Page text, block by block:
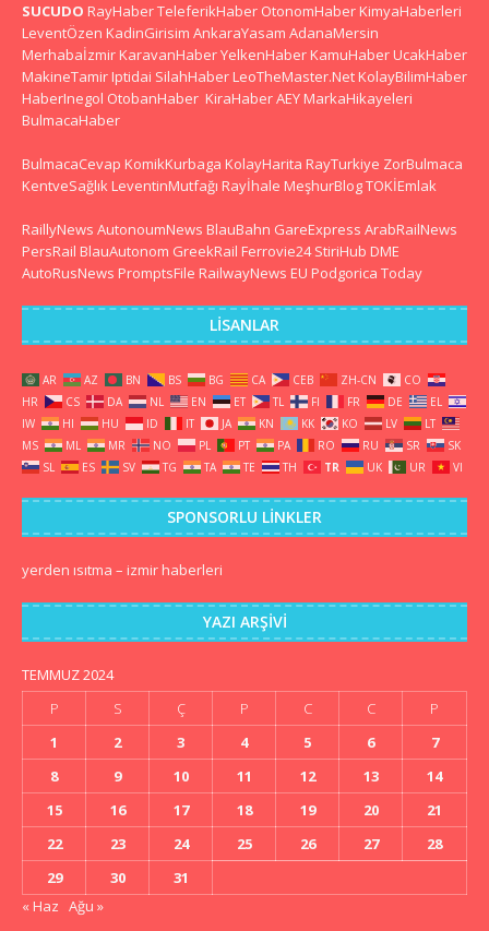
SUCUDO RayHaberTeleferikHaber OtonomHaber KimyaHaberleri
LeventÖzen KadinGirisim AnkaraYasam AdanaMersin
Merhabaİzmir KaravanHaberYelkenHaber KamuHaber UcakHaber
MakineTamir Iptidai SilahHaber LeoTheMaster.Net KolayBilimHaber
HaberInegol OtobanHaber KiraHaberAEY MarkaHikayeleri
BulmacaHaber
BulmacaCevap KomikKurbaga KolayHarita RayTurkiye ZorBulmaca
KentveSağlık LeventinMutfağı Rayİhale MeşhurBlogTOKİEmlak
RaillyNews AutonoumNews BlauBahn GareExpress ArabRailNews
PersRail BlauAutonom GreekRail Ferrovie24 StiriHub DME
AutoRusNews PromptsFile RailwayNews EU Podgorica Today
LISANLAR
AR AZ BN BS BG CA CEB ZH-CN
CO
HR
CS DA NL EN ET TL FI FR DE
EL
IW
HI HU ID IT JA KN KK KO LV
LT
MS
ML MR NO PL PT PA RO RU SR
SK
SL
ES SV TG TA TE TH TR UK UR VI
SPONSORLU LINKLER
yerden ısıtma – izmir haberleri
YAZI ARŞIVI
TEMMUZ 2024
P
S Ç P C C
P
1
2 3 4 5 6
7
8
9 10 11 12 13
14
15
16 17 18 19 20
21
22
23 24 25 26 27
28
29
30
31
« Haz Ağu »